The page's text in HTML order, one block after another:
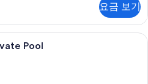
요금 보기
Pool